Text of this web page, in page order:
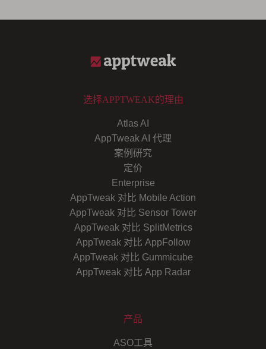
选择APPTWEAK的理由
Atlas AI
AppTweak AI 代理
案例研究
定价
Enterprise
AppTweak 对比 Mobile Action
AppTweak 对比 Sensor Tower
AppTweak 对比 SplitMetrics
AppTweak 对比 AppFollow
AppTweak 对比 Gummicube
AppTweak 对比 App Radar
产品
ASO工具